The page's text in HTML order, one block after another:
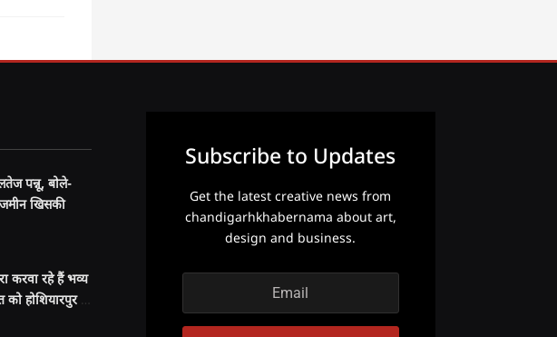
पन्नू, बोले-
खिसकी
करवा रहे हैं भव्य
होशियारपुर में
Subscribe to Updates
Get the latest creative news from
chandigarhkhabernama about art,
design and business.